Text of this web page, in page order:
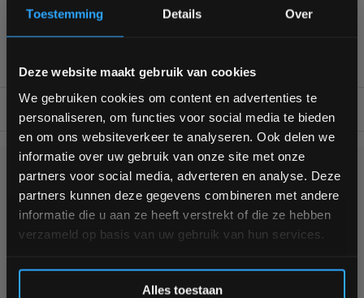
Toestemming Details Over
Deze website maakt gebruik van cookies
We gebruiken cookies om content en advertenties te
personaliseren, om functies voor social media te bieden
en om ons websiteverkeer te analyseren. Ook delen we
informatie over uw gebruik van onze site met onze
partners voor social media, adverteren en analyse. Deze
partners kunnen deze gegevens combineren met andere
informatie die u aan ze heeft verstrekt of die ze hebben
verzameld op basis van uw gebruik van hun services.
Alles toestaan
Van homegym tot professionele gym
BESCHRIJVING
KUNNEN WE HELPEN?
+31 (0)24 645 1309
Bam! 5% korting op je volgende
Schrijf je in voor onze nieuwsbrief om op de hoogte te
blijven over onze nieuwe producten, deals en meer
interessante info. Ontvang 5% korting op je eerstvolgende
aankoop! 😀
Inschrijven